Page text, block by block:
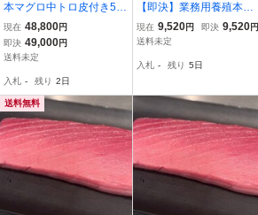
本マグロ中トロ皮付き5.0
kセット49000円即決
現在 48,800円
即決 49,000円
送料未定
入札 - 残り 2日
【即決】業務用養殖本鮪
（マルタ産）背上/中トロ
ブロック 1190g★１ブロ
み）③
現在 9,520円 即決 9,520円
送料未定
入札 - 残り 5日
送料無料